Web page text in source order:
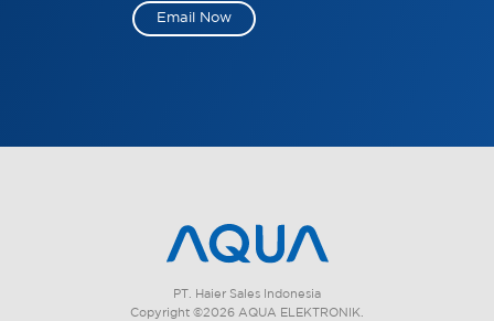
Email Now
PT. Haier Sales Indonesia
Copyright ©2026 AQUA ELEKTRONIK.